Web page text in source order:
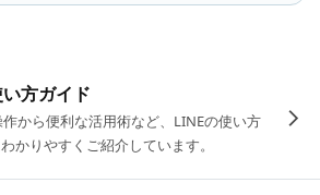
方ガイド
から便利な活用術など、LINEの使い方
かりやすくご紹介しています。